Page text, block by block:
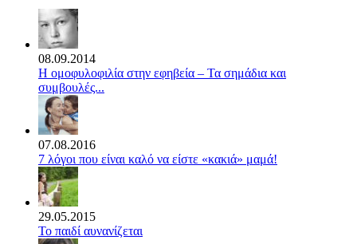
08.09.2014
Η ομοφυλοφιλία στην εφηβεία – Τα σημάδια και
συμβουλές...
07.08.2016
7 λόγοι που είναι καλό να είστε «κακιά» μαμά!
29.05.2015
Το παιδί αυνανίζεται